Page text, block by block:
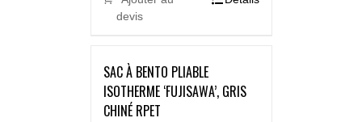
devis
SAC À BENTO PLIABLE
ISOTHERME ‘FUJISAWA’, GRIS
CHINÉ RPET